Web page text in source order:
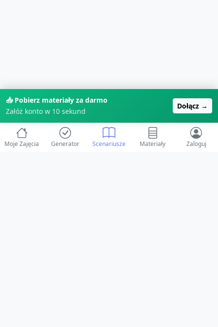
📥 Pobierz materiały za darmo
Załóż konto w 10 sekund
Dołącz →
Moje Zajęcia Generator Scenariusze Materiały Zaloguj